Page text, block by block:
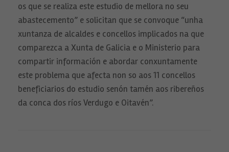
os que se realiza este estudio de mellora no seu
abastecemento” e solicitan que se convoque “unha
xuntanza de alcaldes e concellos implicados na que
comparezca a Xunta de Galicia e o Ministerio para
compartir información e abordar conxuntamente
este problema que afecta non so aos 11 concellos
beneficiarios do estudio senón tamén aos ribereños
da conca dos ríos Verdugo e Oitavén”.
desaparecerán
Contenido
Personalizado
Al compartir tu
comportamiento
nuestro sitio,
aumentas la
posibilidad de